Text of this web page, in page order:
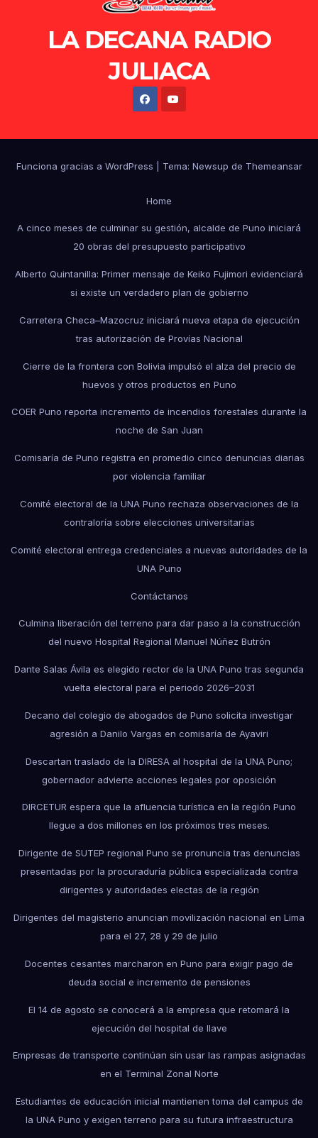
LA DECANA RADIO
JULIACA
Funciona gracias a WordPress Tema: Newsup de Themeansar
Home
A cinco meses de culminar su gestión, alcalde de Puno iniciará
20 obras del presupuesto participativo
Alberto Quintanilla: Primer mensaje de Keiko Fujimori evidenciará
si existe un verdadero plan de gobierno
Carretera Checa–Mazocruz iniciará nueva etapa de ejecución
tras autorización de Provías Nacional
Cierre de la frontera con Bolivia impulsó el alza del precio de
huevos y otros productos en Puno
COER Puno reporta incremento de incendios forestales durante la
noche de San Juan
Comisaría de Puno registra en promedio cinco denuncias diarias
por violencia familiar
Comité electoral de la UNA Puno rechaza observaciones de la
contraloría sobre elecciones universitarias
Comité electoral entrega credenciales a nuevas autoridades de la
UNA Puno
Contáctanos
Culmina liberación del terreno para dar paso a la construcción
del nuevo Hospital Regional Manuel Núñez Butrón
Dante Salas Ávila es elegido rector de la UNA Puno tras segunda
vuelta electoral para el periodo 2026–2031
Decano del colegio de abogados de Puno solicita investigar
agresión a Danilo Vargas en comisaría de Ayaviri
Descartan traslado de la DIRESA al hospital de la UNA Puno;
gobernador advierte acciones legales por oposición
DIRCETUR espera que la afluencia turística en la región Puno
llegue a dos millones en los próximos tres meses.
Dirigente de SUTEP regional Puno se pronuncia tras denuncias
presentadas por la procuraduría pública especializada contra
dirigentes y autoridades electas de la región
Dirigentes del magisterio anuncian movilización nacional en Lima
para el 27, 28 y 29 de julio
Docentes cesantes marcharon en Puno para exigir pago de
deuda social e incremento de pensiones
El 14 de agosto se conocerá a la empresa que retomará la
ejecución del hospital de Ilave
Empresas de transporte continúan sin usar las rampas asignadas
en el Terminal Zonal Norte
Estudiantes de educación inicial mantienen toma del campus de
la UNA Puno y exigen terreno para su futura infraestructura